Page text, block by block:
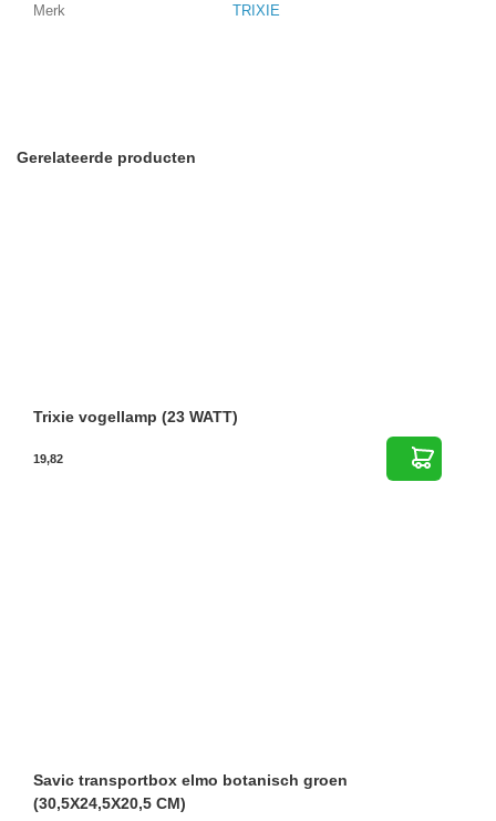
Merk
TRIXIE
Gerelateerde producten
Trixie vogellamp (23 WATT)
19,82
Savic transportbox elmo botanisch groen
(30,5X24,5X20,5 CM)